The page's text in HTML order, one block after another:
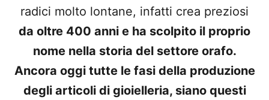
radici molto lontane, infatti crea preziosi
da oltre 400 anni e ha scolpito il proprio
nome nella storia del settore orafo.
Ancora oggi tutte le fasi della produzione
degli articoli di gioielleria, siano questi